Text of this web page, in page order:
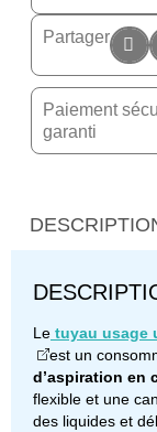
Partager
Paiement
garanti
Le tuyau usage
est un
d’aspiration en
flexible et une
des liquides et